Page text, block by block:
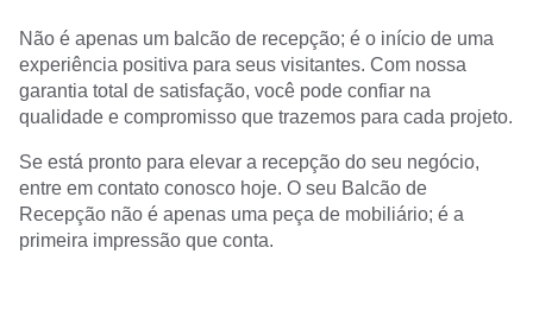
Não é apenas um balcão de recepção; é o início de uma
experiência positiva para seus visitantes. Com nossa
garantia total de satisfação, você pode confiar na
qualidade e compromisso que trazemos para cada projeto.
Se está pronto para elevar a recepção do seu negócio,
entre em contato conosco hoje. O seu Balcão de
Recepção não é apenas uma peça de mobiliário; é a
primeira impressão que conta.